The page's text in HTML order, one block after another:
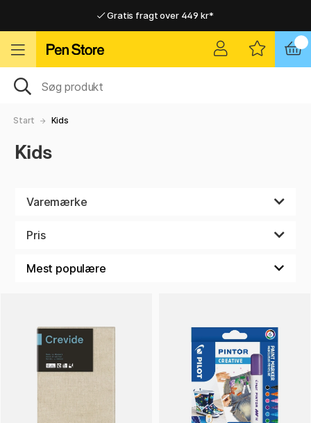
Gratis fragt over 449 kr*
Hurtigt til dør eller pakkeshop
Hurtigt til dør eller pakkeshop
Start Kids
Kids
Varemærke
Pris